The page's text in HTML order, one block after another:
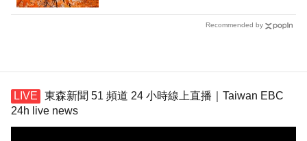
Recommended by
東森新聞 51 頻道 24 小時線上直播｜Taiwan EBC
24h live news